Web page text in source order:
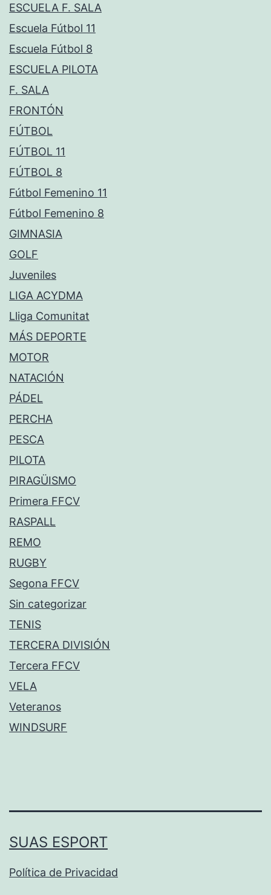
ESCUELA F. SALA
Escuela Fútbol 11
Escuela Fútbol 8
ESCUELA PILOTA
F. SALA
FRONTÓN
FÚTBOL
FÚTBOL 11
FÚTBOL 8
Fútbol Femenino 11
Fútbol Femenino 8
GIMNASIA
GOLF
Juveniles
LIGA ACYDMA
Lliga Comunitat
MÁS DEPORTE
MOTOR
NATACIÓN
PÁDEL
PERCHA
PESCA
PILOTA
PIRAGÜISMO
Primera FFCV
RASPALL
REMO
RUGBY
Segona FFCV
Sin categorizar
TENIS
TERCERA DIVISIÓN
Tercera FFCV
VELA
Veteranos
WINDSURF
SUAS ESPORT
Política de Privacidad